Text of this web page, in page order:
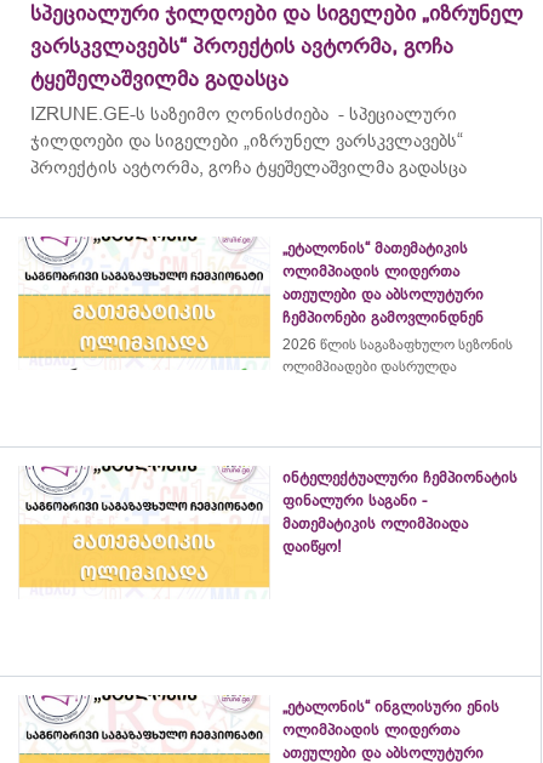
სპეციალური ჯილდოები და სიგელები „იზრუნელ
ვარსკვლავებს“ პროექტის ავტორმა, გოჩა
ტყეშელაშვილმა გადასცა
IZRUNE.GE-ს საზეიმო ღონისძიება - სპეციალური
ჯილდოები და სიგელები „იზრუნელ ვარსკვლავებს“
პროექტის ავტორმა, გოჩა ტყეშელაშვილმა გადასცა
„ეტალონის“ მათემატიკის
ოლიმპიადის ლიდერთა
ათეულები და აბსოლუტური
ჩემპიონები გამოვლინდნენ
2026 წლის საგაზაფხულო სეზონის
ოლიმპიადები დასრულდა
ინტელექტუალური ჩემპიონატის
ფინალური საგანი -
მათემატიკის ოლიმპიადა
დაიწყო!
„ეტალონის“ ინგლისური ენის
ოლიმპიადის ლიდერთა
ათეულები და აბსოლუტური